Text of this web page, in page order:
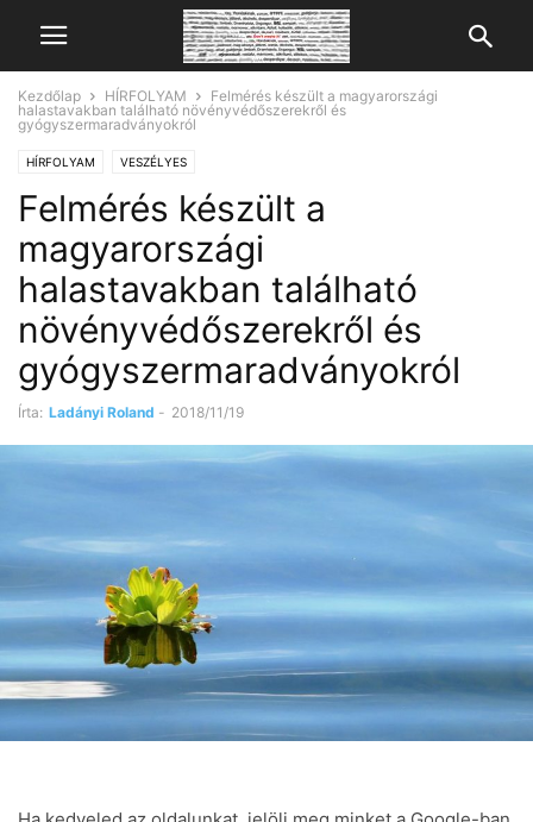
Kezdőlap HÍRFOLYAM
Felmérés készült a magyarországi
halastavakban található növényvédőszerekről és
gyógyszermaradványokról
HÍRFOLYAM VESZÉLYES
Felmérés készült a
magyarországi
halastavakban található
növényvédőszerekről és
gyógyszermaradványokról
Írta: Ladányi Roland - 2018/11/19